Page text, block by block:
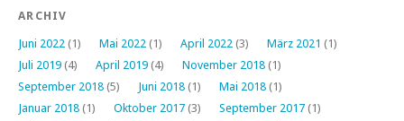
ARCHIV
Juni 2022 (1) Mai 2022 (1) April 2022 (3) März 2021 (1)
Juli 2019 (4) April 2019 (4) November 2018 (1)
September 2018 (5) Juni 2018 (1) Mai 2018 (1)
Januar 2018 (1) Oktober 2017 (3) September 2017 (1)